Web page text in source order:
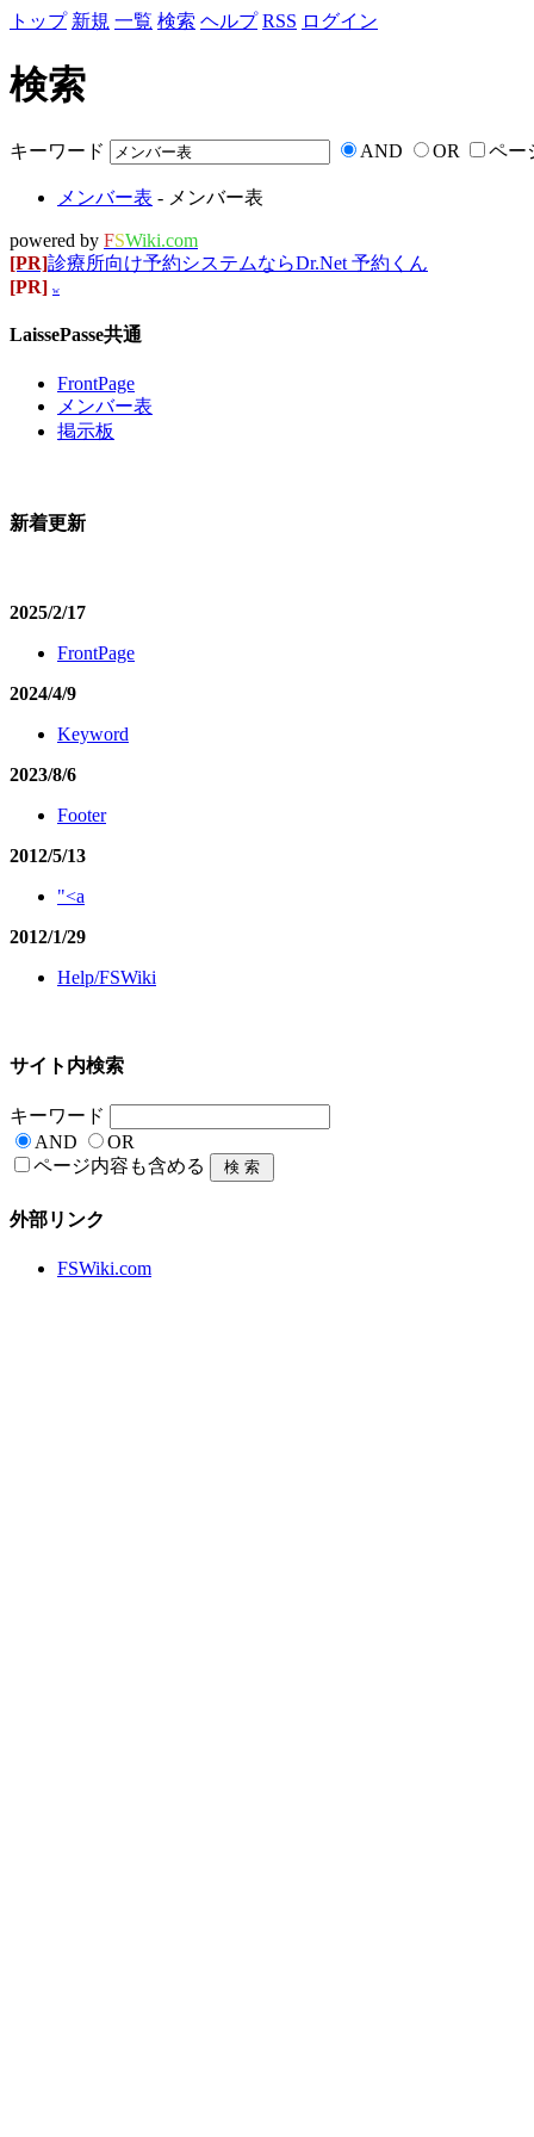
トップ 新規 一覧 検索 ヘルプ RSS ログイン
検索
キーワード AND OR ペー
メンバー表 - メンバー表
powered by FSWiki.com
[PR]診療所向け予約システムならDr.Net 予約くん
[PR] w
LaissePasse共通
FrontPage
メンバー表
掲示板
新着更新
2025/2/17
FrontPage
2024/4/9
Keyword
2023/8/6
Footer
2012/5/13
"<a
2012/1/29
Help/FSWiki
サイト内検索
キーワード
AND
OR
ページ内容も含める
外部リンク
FSWiki.com